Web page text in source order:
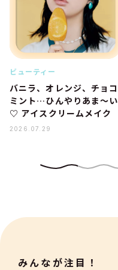
ビューティー
バニラ、オレンジ、チョコ
ミント…ひんやりあま～い
♡ アイスクリームメイク
2026.07.29
みんなが注目！